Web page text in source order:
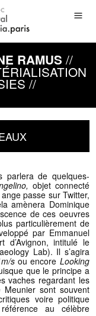
RAMUS //
//
parlera de quelques-
objet connecté
passe sur Twitter,
amènera Dominique
de ces oeuvres
particulièrement de
par Emmanuel
d’Avignon, intitulé le
Lab). Il s’agira
sou encore Looking
que le principe a
vaches regardant les
Meunier sont souvent
voire politique
au célèbre